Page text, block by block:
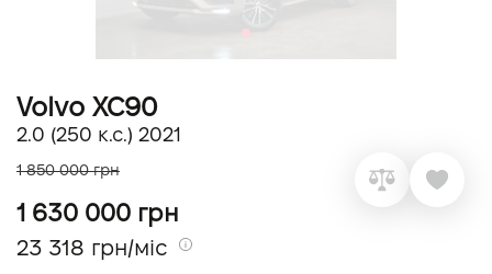
Volvo XC90
2.0 (250 к.с.) 2021
1 850 000 грн
1 630 000 грн
23 318 грн/міс
Вакансії
VIDI Кар'єра
Контакти